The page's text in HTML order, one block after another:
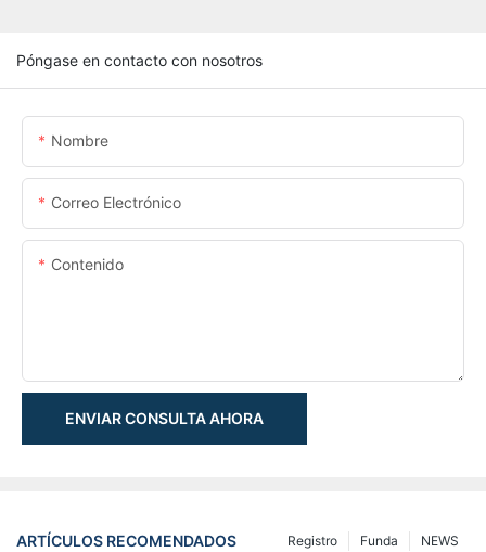
Póngase en contacto con nosotros
Nombre
Correo Electrónico
Contenido
ENVIAR CONSULTA AHORA
ARTÍCULOS RECOMENDADOS NEWS
Funda
Registro